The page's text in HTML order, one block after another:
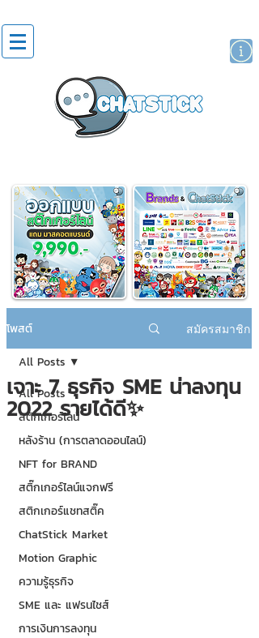
โพสต์ สมัครสมาชิก
All Posts
สติกเกอร์ไลน์
หลังร้าน (การตลาดออนไลน์)
NFT for BRAND
สติ๊กเกอร์ไลน์แจกฟรี
สติกเกอร์แชทสติ๊ค
ChatStick Market
Motion Graphic
ความรู้ธุรกิจ
SME และ แฟรนไชส์
การเงินการลงทุน
All Posts
เจาะ 7 ธุรกิจ SME น่าลงทุน
2022 รายได้ดี✨